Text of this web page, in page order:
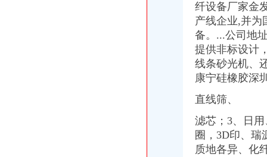
纤设备厂家金
产线企业,并为
备。...公司地
提供非标设计
线条砂光机、
康宁硅橡胶深
直线筛、
滤芯；3、日
圈，3D印、瑞
质地各异、 化